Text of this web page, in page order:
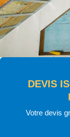
DEVIS
Votre devis